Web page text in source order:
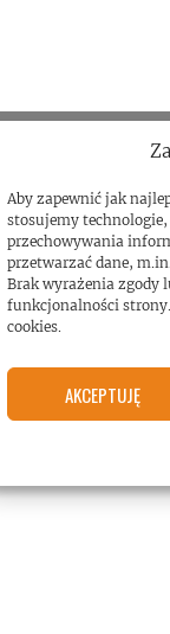
Aby zapewnić jak
stosujemy
przechowywania
przetwarzać dane,
Brak wyrażenia zgody
funkcjonalności
cookies.
AKCEPTUJĘ
marketing pliki